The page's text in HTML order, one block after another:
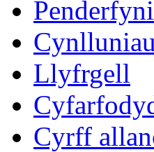
Llyfrgell
Cyrff